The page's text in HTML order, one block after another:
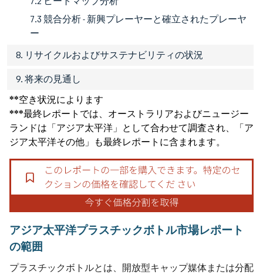
7.3 競合分析 - 新興プレーヤーと確立されたプレーヤ
ー
8. リサイクルおよびサステナビリティの状況
9. 将来の見通し
**空き状況によります
***最終レポートでは、オーストラリアおよびニュージー
ランドは「アジア太平洋」として合わせて調査され、「ア
ジア太平洋その他」も最終レポートに含まれます。
アジア太平洋プラスチックボトル市場レポート
の範囲
プラスチックボトルとは、開放型キャップ媒体または分配